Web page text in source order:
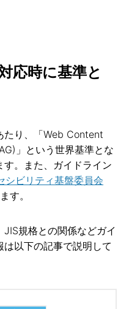
応時に基準と
たり、「Web Content
」という世界基準とな
。また、ガイドライン
シビリティ基盤委員会
す。
規格との関係などガイ
は以下の記事で説明して